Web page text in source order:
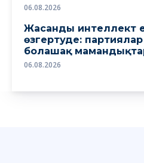
06.08.2026
Жасанды интеллект
өзгертуде:
болашақ
06.08.2026